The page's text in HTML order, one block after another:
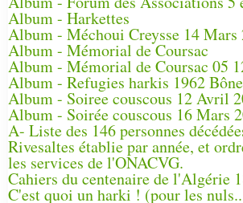
Album - Harkettes
Album - Méchoui Creysse 14 Mars
Album - Mémorial de Coursac
Album - Mémorial de Coursac 05
Album - Refugies harkis 1962
Album - Soiree couscous 12 Avril
Album - Soirée couscous 16 Mars
A- Liste des 146 personnes
Rivesaltes établie par année, et
les services de l'ONACVG.
Cahiers du centenaire de l'Algérie
C'est quoi un harki ! (pour les